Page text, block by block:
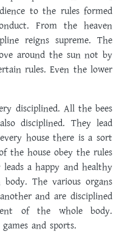
to the rules formed
From the heaven
reigns supreme. The
around the sun not by
rules. Even the lower
disciplined. All the bees
disciplined. They lead
house there is a sort
the house obey the rules
a happy and healthy
The various organs
and are disciplined
of the whole body.
and sports.